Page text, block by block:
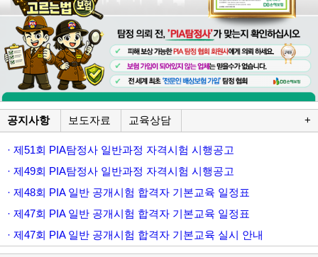
공지사항 보도자료 교육상담 +
· 제51회 PIA탐정사 일반과정 자격시험 시행공고
· 제49회 PIA탐정사 일반과정 자격시험 시행공고
· 제48회 PIA 일반 공개시험 합격자 기본교육 일정표
· 제47회 PIA 일반 공개시험 합격자 기본교육 일정표
· 제47회 PIA 일반 공개시험 합격자 기본교육 실시 안내